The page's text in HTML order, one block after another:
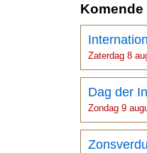
Komende
Zaterdag 8
Dag der
Zondag 9